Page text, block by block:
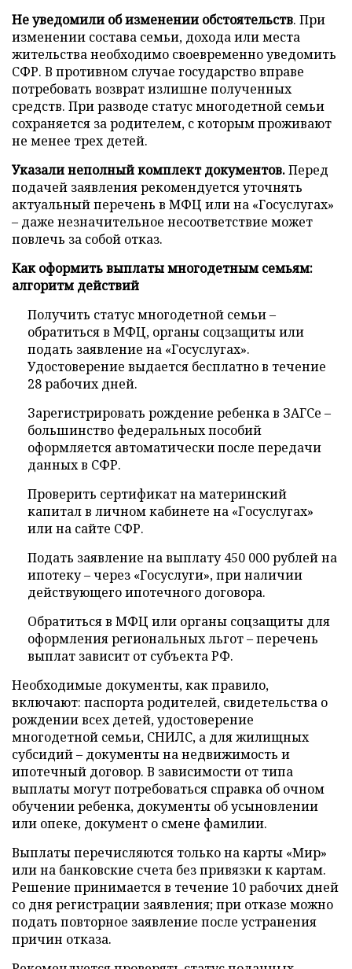
Не уведомили об изменении обстоятельств. При
изменении состава семьи, дохода или места
жительства необходимо своевременно уведомить
СФР. В противном случае государство вправе
потребовать возврат излишне полученных
средств. При разводе статус многодетной семьи
сохраняется за родителем, с которым проживают
не менее трех детей.
Указали неполный комплект документов.Перед
подачей заявления рекомендуется уточнять
актуальный перечень в МФЦ или на «Госуслугах»
– даже незначительное несоответствие может
повлечь за собой отказ.
Как оформить выплаты многодетным семьям:
алгоритм действий
Получить статус многодетной семьи –
обратиться в МФЦ, органы соцзащиты или
подать заявление на «Госуслугах».
Удостоверение выдается бесплатно в течение
28 рабочих дней.
Зарегистрировать рождение ребенка в ЗАГСе –
большинство федеральных пособий
оформляется автоматически после передачи
данных в СФР.
Проверить сертификат на материнский
капитал в личном кабинете на «Госуслугах»
или на сайте СФР.
Подать заявление на выплату 450 000 рублей на
ипотеку – через «Госуслуги», при наличии
действующего ипотечного договора.
Обратиться в МФЦ или органы соцзащиты для
оформления региональных льгот – перечень
выплат зависит от субъекта РФ.
Необходимые документы, как правило,
включают: паспорта родителей, свидетельства о
рождении всех детей, удостоверение
многодетной семьи, СНИЛС, а для жилищных
субсидий – документы на недвижимость и
ипотечный договор. В зависимости от типа
выплаты могут потребоваться справка об очном
обучении ребенка, документы об усыновлении
или опеке, документ о смене фамилии.
Выплаты перечисляются только на карты «Мир»
или на банковские счета без привязки к картам.
Решение принимается в течение 10 рабочих дней
со дня регистрации заявления; при отказе можно
подать повторное заявление после устранения
причин отказа.